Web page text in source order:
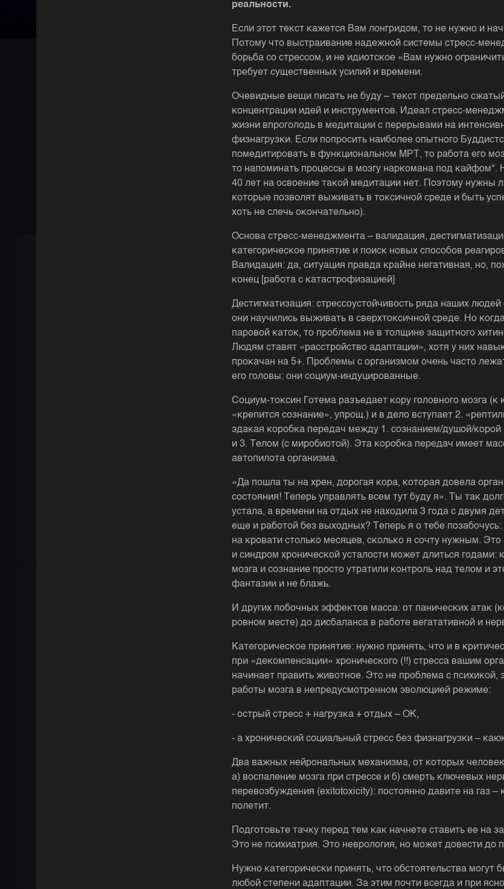
реальности.
Если этот текст кажется Вам лонгридом, то не нужно и
Потому что выстраивание надежной системы стресс-
борьба со стрессом, и не идиотское «Вам нужно
требует существенных усилий и времени.
Очевидные вещи писать не буду – текст предельно
концентрации идей и инструментов. Идеал стресс-
жизни впроголодь в медитации с перерывами на
физнагрузки. Если попросить наиболее опытного
помедитировать в функциональном МРТ, то работа его
то напоминать процессы в мозгу наркомана под кайфом*.
40 лет на освоение такой медитации нет. Поэтому нужны
которые позволят выживать в токсичной среде и быть
хоть не слечь окончательно).
Основа стресс-менеджмента – валидация,
категорическое принятие и поиск новых способов
Валидация: да, ситуация правда крайне негативная, но,
конец [работа с катастрофизацией]
Дестигматизация: стрессоустойчивость ряда наших
они научились выживать в сверхтоксичной среде. Но
паровой каток, то проблема не в толщине защитного
Людям ставят «расстройство адаптации», хотя у них
прокачан на 5+. Проблемы с организмом очень часто
его головы: они социум-индуцированные.
Социум-токсин Готема разъедает кору головного мозга (к
«крепится сознание», упрощ.) и в дело вступает 2.
эдакая коробка передач между 1. сознанием/душой/корой
и 3. Телом (с миробиотой). Эта коробка передач имеет
автопилота организма.
«Да пошла ты на хрен, дорогая кора, которая довела
состояния! Теперь управлять всем тут буду я». Ты так
устала, а времени на отдых не находила 3 года с двумя
еще и работой без выходных? Теперь я о тебе
на кровати столько месяцев, сколько я сочту нужным.
и синдром хронической усталости может длиться годами:
мозга и сознание просто утратили контроль над телом и
фантазии и не блажь.
И других побочных эффектов масса: от панических атак
ровном месте) до дисбаланса в работе вегатативной и
Категорическое принятие: нужно принять, что и в
при «декомпенсации» хронического (!!) стресса вашим
начинает править животное. Это не проблема с психикой,
работы мозга в непредусмотренном эволюцией режиме:
- острый стресс + нагрузка + отдых – ОК,
- а хронический социальный стресс без физнагрузки –
Два важных нейрональных механизма, от которых
а) воспаление мозга при стрессе и б) смерть ключевых
перевозбуждения (exitotoxicity): постоянно давите на газ –
полетит.
Подготовьте тачку перед тем как начнете ставить ее на
Это не психиатрия. Это неврология, но может довести до
Нужно категорически принять, что обстоятельства могут
любой степени адаптации. За этим почти всегда и при